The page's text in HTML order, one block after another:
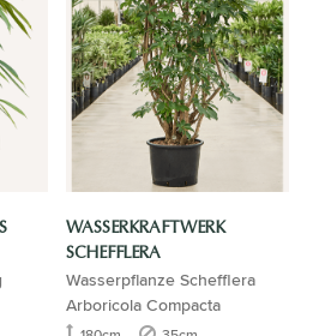
WASSERKRAFTWERK
SCHEFFLERA
Wasserpflanze Schefflera
Arboricola Compacta